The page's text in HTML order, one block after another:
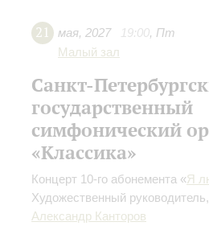
21 мая, 2027 19:00, Пт
Малый зал
Санкт-
государственный
симфонический
«Классика»
Концерт 10-го абонемента «Я
Художественный
Александр Канторов